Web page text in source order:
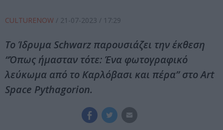
CULTURENOW / 21-07-2023 / 17:29
Το Ίδρυμα Schwarz παρουσιάζει την έκθεση
“Όπως ήμασταν τότε: Ένα φωτογραφικό
λεύκωμα από το Καρλόβασι και πέρα” στο Art
Space Pythagorion.